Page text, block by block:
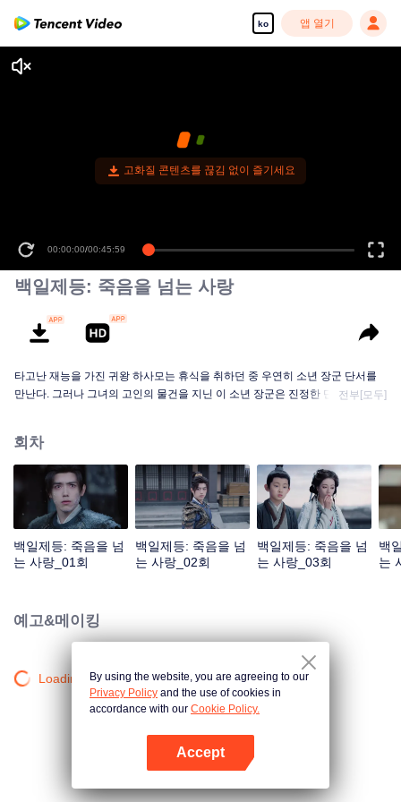
ko 앱 열기
고화질 콘텐츠를 끊김 없이 즐기세요
00:00:00/00:45:59
백일제등: 죽음을 넘는 사랑
타고난 재능을 가진 귀왕 하사모는 휴식을 취하던 중 우연히 소년 장군 단서를
만난다. 그러나 그녀의 고인의 물건을 지닌 이 소년 장군은 진정한 단서가 아닌
다. 수명이 겨우 백 년인 인간과 400년을 살아도 여전히 소녀인 악귀가 사랑으
로 시간의 흐름에 저항한다.
전부[모두]
회차
백일제등: 죽음을 넘
는 사랑_01회
백일제등: 죽음을 넘
는 사랑_02회
백일제등: 죽음을 넘
는 사랑_03회
백
는
예고&메이킹
Loading…By using the website, you are agreeing to our
Privacy Policy and the use of cookies in
accordance with our Cookie Policy.
Accept